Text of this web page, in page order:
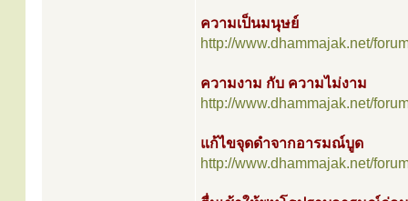
ความเป็นมนุษย์
http://www.dhammajak.net/
ความงาม กับ ความไม่งาม
http://www.dhammajak.net/
แก้ไขจุดดำจากอารมณ์บูด
http://www.dhammajak.net/